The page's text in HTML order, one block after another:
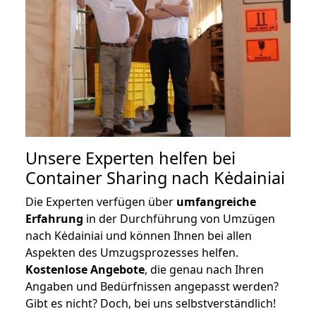
Unsere Experten helfen bei
Container Sharing nach Kėdainiai
Die Experten verfügen über umfangreiche
Erfahrung in der Durchführung von Umzügen
nach Kėdainiai und können Ihnen bei allen
Aspekten des Umzugsprozesses helfen.
Kostenlose Angebote, die genau nach Ihren
Angaben und Bedürfnissen angepasst werden?
Gibt es nicht? Doch, bei uns selbstverständlich!